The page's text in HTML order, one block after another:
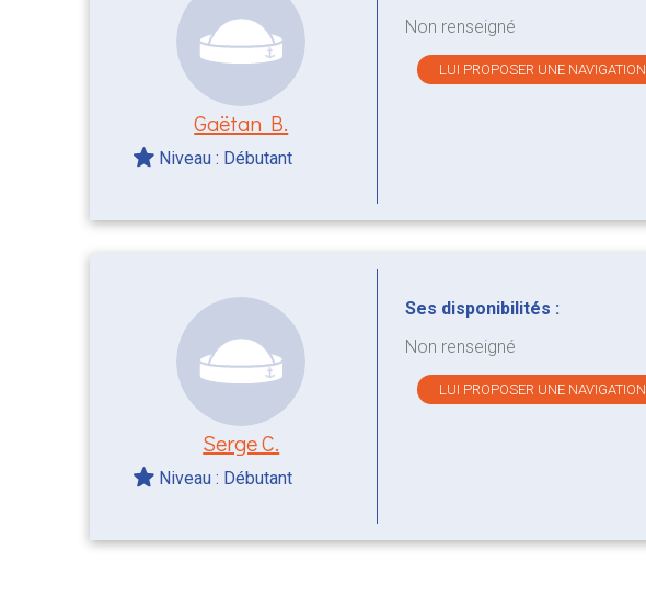
Gaëtan B.
Niveau : Débutant
Non renseigné
LUI PROPOSER UNE NAVIGATION
Serge C.
Niveau : Débutant
Ses disponibilités :
Non renseigné
LUI PROPOSER UNE NAVIGATION